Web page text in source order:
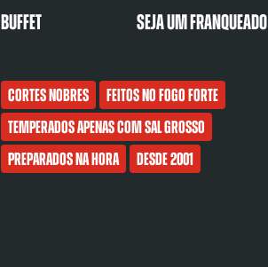
Buffet Seja um franqueado
Cortes nobres
Feitos no fogo forte
Temperados apenas com sal grosso
Preparados na hora
Desde 2001